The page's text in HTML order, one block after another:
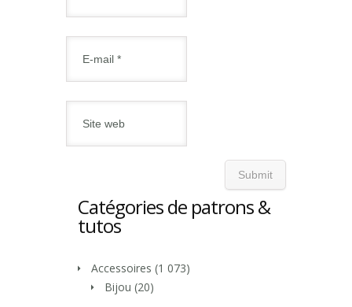
Catégories de patrons &
tutos
Accessoires (1 073)
Bijou (20)